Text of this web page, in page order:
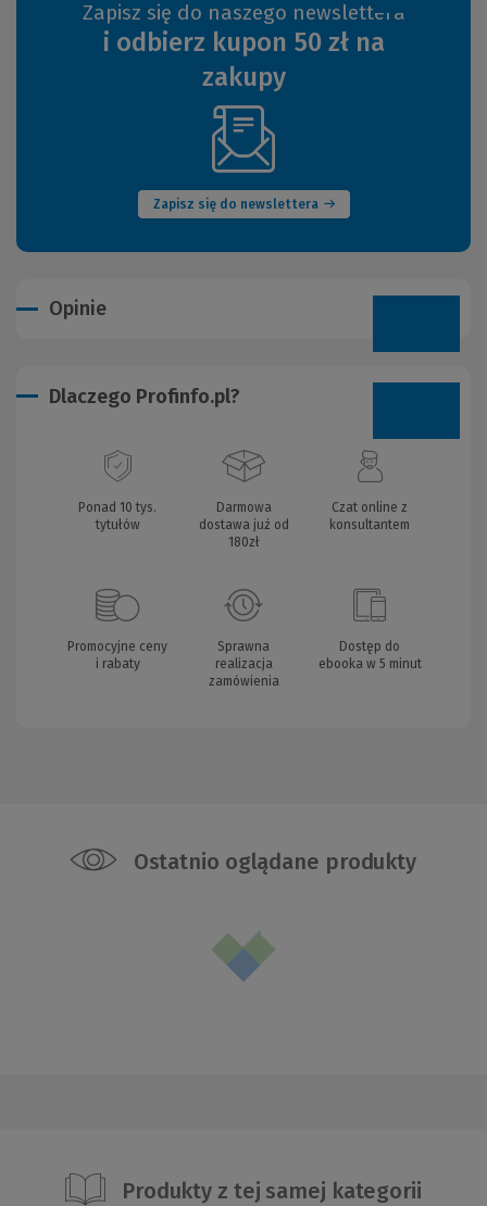
Zapisz się do naszego newslettera
i odbierz kupon 50 zł na
zakupy
Zapisz się do newslettera
(Nowe
okno)
Opinie
Dlaczego Profinfo.pl?
Ponad 10 tys.
tytułów
Darmowa
dostawa już od
180zł
Czat online z
konsultantem
Promocyjne ceny
i rabaty
Sprawna
realizacja
zamówienia
Dostęp do
ebooka w 5 minut
Ostatnio oglądane produkty
Produkty z tej samej kategorii